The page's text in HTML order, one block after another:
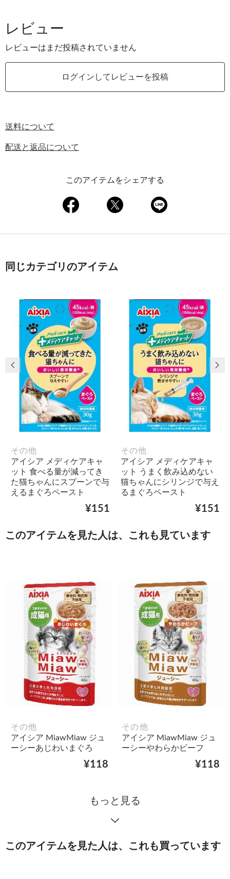
レビュー
レビューはまだ投稿されていません
ログインしてレビューを投稿
送料について
配送と返品について
このアイテムをシェアする
同じカテゴリのアイテム
その他
アイシア メディケアキャ
ット 食べる量が減ってき
た猫ちゃんにスプーンで与
えるまぐろペースト
¥151
その他
アイシア メディケアキャ
ット うまく飲み込めない
猫ちゃんにシリンジで与え
るまぐろペースト
¥151
前の画像 次
このアイテムを見た人は、これも見ています
その他
アイシア MiawMiaw ジュ
ーシーあじわいまぐろ
¥118
その他
アイシア MiawMiaw ジュ
ーシーやわらかビーフ
¥118
もっと見る
このアイテムを見た人は、これも買っています